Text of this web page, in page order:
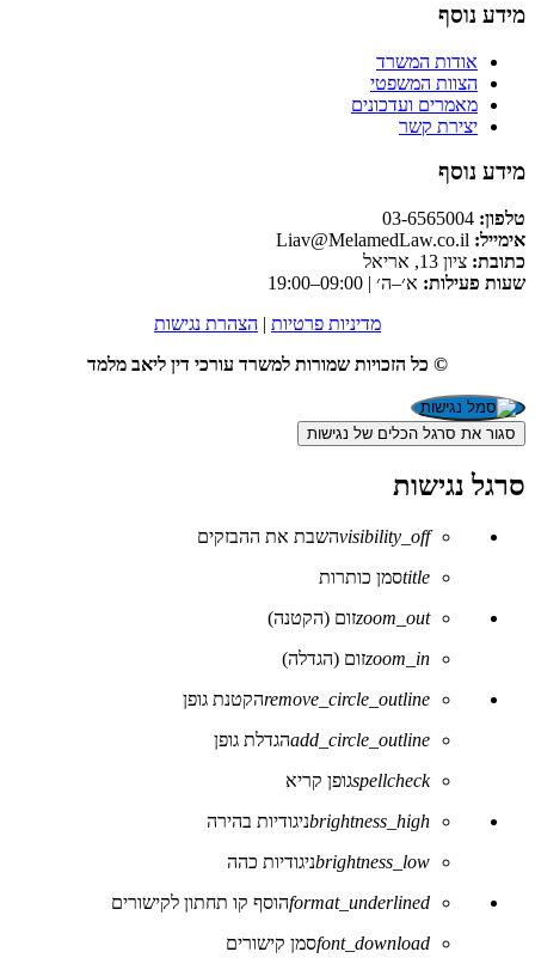
מידע נוסף
אודות המשרד
הצוות המשפטי
מאמרים ועדכונים
יצירת קשר
מידע נוסף
טלפון:
אימייל: Liav@MelamedLaw.co.il
כתובת: ציון 13, אריאל
שעות פעילות: א׳–ה׳ | 09:00–19:00
מדיניות פרטיות | הצהרת נגישות
© כל הזכויות שמורות למשרד עורכי דין ליאב מלמד
סגור את סרגל הכלים של נגישות
סרגל נגישות
visibility_offהשבת את ההבזקים
titleסמן כותרות
zoom_outזום (הקטנה)
zoom_inזום (הגדלה)
remove_circle_outlineהקטנת גופן
add_circle_outlineהגדלת גופן
spellcheckגופן קריא
brightness_highניגודיות בהירה
brightness_lowניגודיות כהה
format_underlinedהוסף קו תחתון לקישורים
font_downloadסמן קישורים